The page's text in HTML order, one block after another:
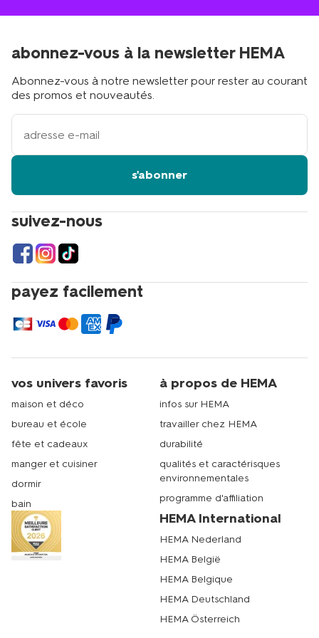
suivez-nous
payez facilement
abonnez-vous à la newsletter HEMA
Abonnez-vous à notre newsletter pour rester au courant
des promos et nouveautés.
votre
adresse
s'abonner
vos univers favoris
maison et déco
bureau et école
fête et cadeaux
manger et cuisiner
dormir
bain
à propos de HEMA
infos sur HEMA
travailler chez HEMA
durabilité
qualités et caractérisques
environnementales
programme d'affiliation
HEMA International
HEMA Nederland
HEMA België
HEMA Belgique
HEMA Deutschland
HEMA Österreich